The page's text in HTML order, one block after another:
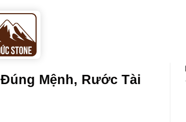
Mệnh, Rước Tài